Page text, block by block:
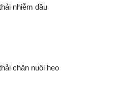
nhiễm dầu
chăn nuôi heo